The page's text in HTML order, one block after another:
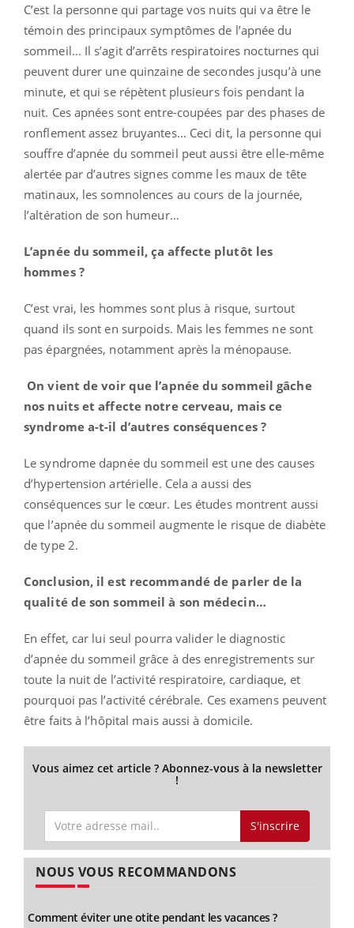
C’est la personne qui partage vos nuits qui va être le
témoin des principaux symptômes de l’apnée du
sommeil… Il s’agit d’arrêts respiratoires nocturnes qui
peuvent durer une quinzaine de secondes jusqu’à une
minute, et qui se répètent plusieurs fois pendant la
nuit. Ces apnées sont entre-coupées par des phases de
ronflement assez bruyantes… Ceci dit, la personne qui
souffre d’apnée du sommeil peut aussi être elle-même
alertée par d’autres signes comme les maux de tête
matinaux, les somnolences au cours de la journée,
l’altération de son humeur…
L’apnée du sommeil, ça affecte plutôt les
hommes ?
C’est vrai, les hommes sont plus à risque, surtout
quand ils sont en surpoids. Mais les femmes ne sont
pas épargnées, notamment après la ménopause.
On vient de voir que l’apnée du sommeil gâche
nos nuits et affecte notre cerveau, mais ce
syndrome a-t-il d’autres conséquences ?
Le syndrome dapnée du sommeil est une des causes
d’hypertension artérielle. Cela a aussi des
conséquences sur le cœur. Les études montrent aussi
que l’apnée du sommeil augmente le risque de diabète
de type 2.
Conclusion, il est recommandé de parler de la
qualité de son sommeil à son médecin…
En effet, car lui seul pourra valider le diagnostic
d’apnée du sommeil grâce à des enregistrements sur
toute la nuit de l’activité respiratoire, cardiaque, et
pourquoi pas l’activité cérébrale. Ces examens peuvent
être faits à l’hôpital mais aussi à domicile.
Vous aimez cet article ? Abonnez-vous à la newsletter
!
S'inscrire
NOUS VOUS RECOMMANDONS
Comment éviter une otite pendant les vacances ?